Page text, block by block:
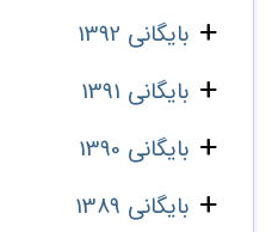
بایگانی 1392
بایگانی 1391
بایگانی 1390
بایگانی 1389